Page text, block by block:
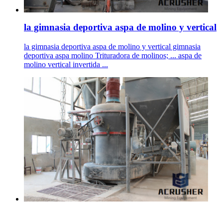
la gimnasia deportiva aspa de molino y vertical
la gimnasia deportiva aspa de molino y vertical gimnasia
deportiva aspa molino Trituradora de molinos; ... aspa de
molino vertical invertida ...